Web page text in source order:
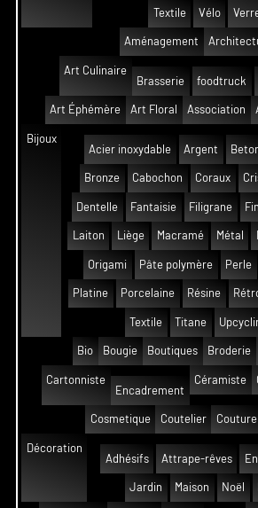
Textile Vélo
Aménagement
Art Culinaire
Brasserie
foodtruck
Art Éphémère Art Floral Association
Bijoux
Acier inoxydable
Argent
Bronze Cabochon Coraux
Dentelle Fantaisie Filigrane
Laiton Liège Macramé Métal
Origami Pâte polymère Perle
Platine Porcelaine Résine
Textile Titane
Bio Bougie Boutiques Broderie
Cartonniste
Encadrement
Céramiste
Cosmetique Coutelier Couture
Décoration
Adhésifs
Attrape-rêves
Jardin Maison Noël